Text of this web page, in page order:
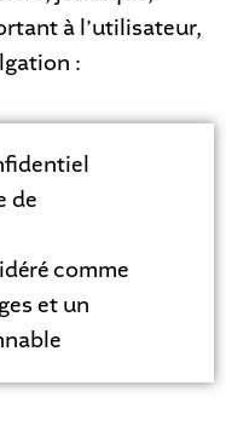
à l’utilisateur,
:
de
comme
et un